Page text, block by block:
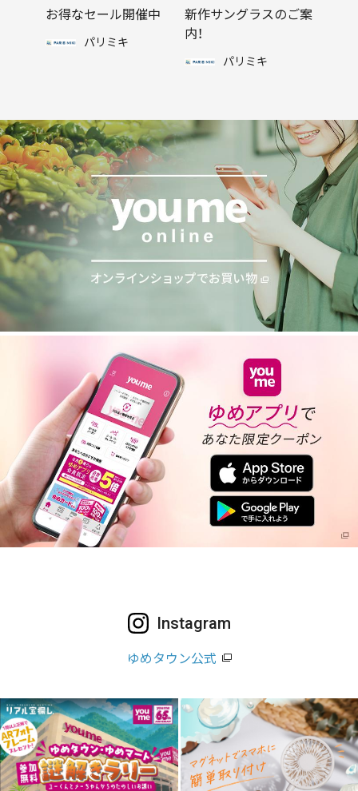
お得なセール開催中
パリミキ
新作サングラスのご案
内！
パリミキ
Instagram
ゆめタウン公式